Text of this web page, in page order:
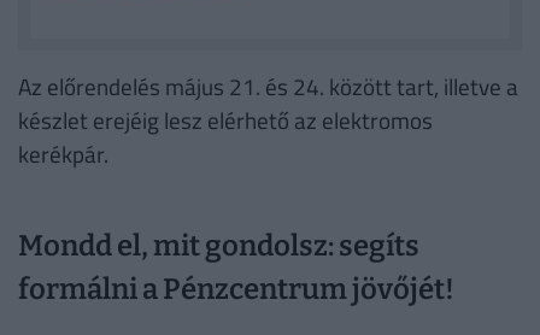
Az előrendelés május 21. és 24. között tart, illetve a
készlet erejéig lesz elérhető az elektromos
kerékpár.
Mondd el, mit gondolsz: segíts
formálni a Pénzcentrum jövőjét!